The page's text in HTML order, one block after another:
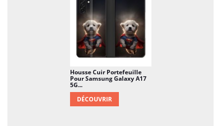
Housse Cuir Portefeuille
Pour Samsung Galaxy A17
5G...
DÉCOUVRIR